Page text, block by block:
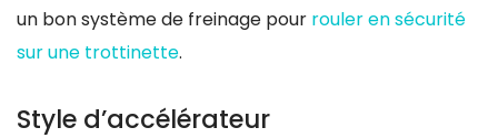
un bon système de freinage pour rouler en sécurité
sur une trottinette.
Style d’accélérateur